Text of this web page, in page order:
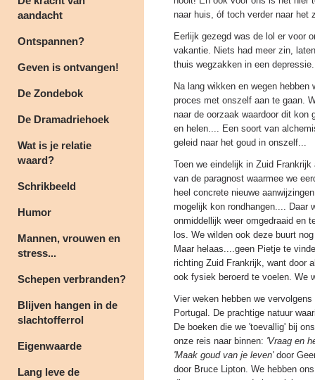
aandacht
Ontspannen?
Geven is ontvangen!
De Zondebok
De Dramadriehoek
Wat is je relatie
waard?
Schrikbeeld
Humor
Mannen, vrouwen en
stress...
Schepen verbranden?
Blijven hangen in de
slachtofferrol
Eigenwaarde
Lang leve de
naar huis, óf toch verder naar het
Eerlijk gezegd was de lol er voor
vakantie. Niets had meer zin,
thuis wegzakken in een
Na lang wikken en wegen
proces met onszelf aan te gaan.
naar de oorzaak waardoor dit kon
en helen.... Een soort van
geleid naar het goud in onszelf...
Toen we eindelijk in Zuid
van de paragnost waarmee we
heel concrete nieuwe
mogelijk kon rondhangen.... Daar
onmiddellijk weer omgedraaid en
los. We wilden ook deze buurt
Maar helaas....geen Pietje te
richting Zuid Frankrijk, want door
ook fysiek beroerd te voelen. We
Vier weken hebben we
Portugal. De prachtige natuur
De boeken die we 'toevallig' bij
onze reis naar binnen: 'Vraag en
'Maak goud van je leven'door
door Bruce Lipton. We hebben